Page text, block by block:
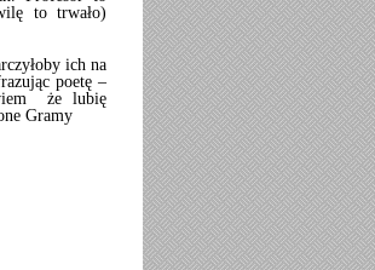
to trwało)
ich na
poetę –
że lubię
Gramy